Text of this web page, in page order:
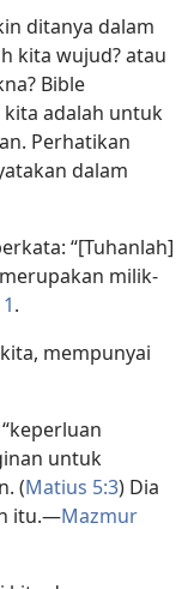
ditanya dalam
kita wujud? atau
Bible
adalah untuk
Perhatikan
dalam
“[Tuhanlah]
milik-
.
mempunyai
untuk
(Matius 5:3) Dia
itu.​—Mazmur